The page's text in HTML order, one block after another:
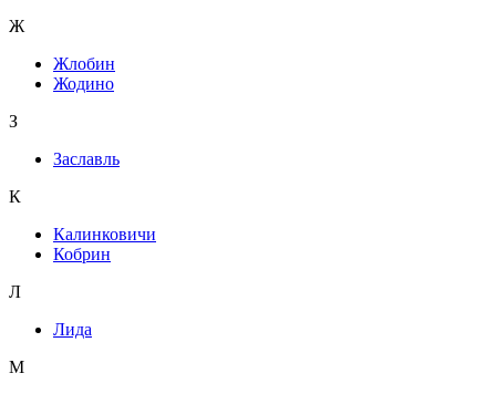
Ж
Жлобин
Жодино
З
Заславль
К
Калинковичи
Кобрин
Л
Лида
М